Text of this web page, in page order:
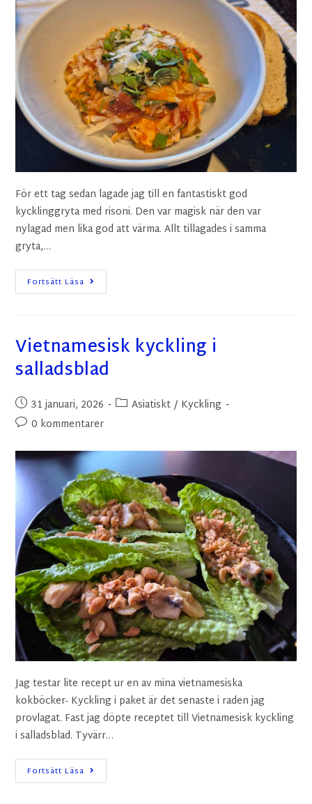
För ett tag sedan lagade jag till en fantastiskt god
kycklinggryta med risoni. Den var magisk när den var
nylagad men lika god att värma. Allt tillagades i samma
gryta,…
Fortsätt Läsa
Vietnamesisk kyckling i
salladsblad
31 januari, 2026 Asiatiskt / Kyckling
0 kommentarer
Jag testar lite recept ur en av mina vietnamesiska
kokböcker- Kyckling i paket är det senaste i raden jag
provlagat. Fast jag döpte receptet till Vietnamesisk kyckling
i salladsblad. Tyvärr…
Fortsätt Läsa